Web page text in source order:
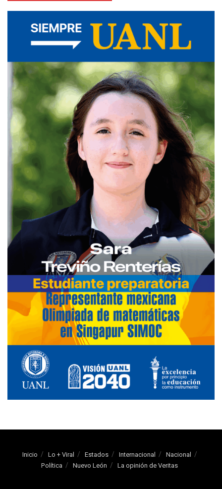
Inicio Lo + Viral Estados Internacional
Nacional
Política
Nuevo León La opinión de Veritas